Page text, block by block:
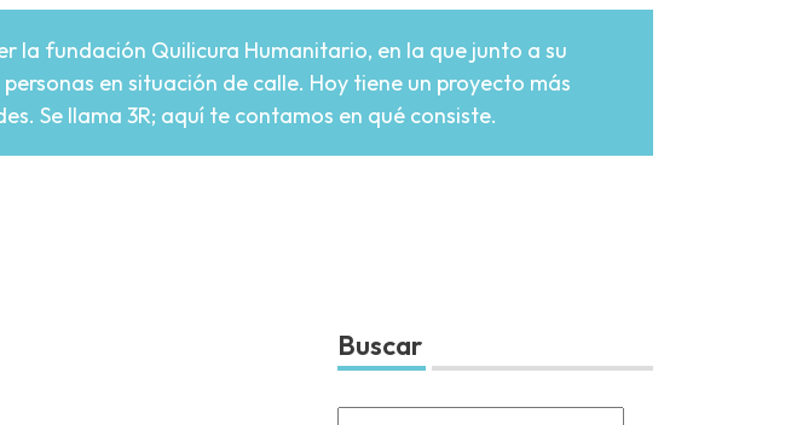
la fundación Quilicura Humanitario, en la que junto a su
en situación de calle. Hoy tiene un proyecto más
Se llama 3R; aquí te contamos en qué consiste.
Buscar